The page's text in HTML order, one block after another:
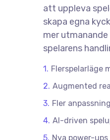
att uppleva
skapa egna
mer
spelarens
Flerspelarläge
Augmented
Fler
AI-driven
Nya power-